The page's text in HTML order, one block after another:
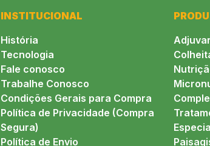
INSTITUCIONAL
História
Tecnologia
Fale conosco
Trabalhe Conosco
Condições Gerais para Compra
Política de Privacidade (Compra
Segura)
Política de Envio